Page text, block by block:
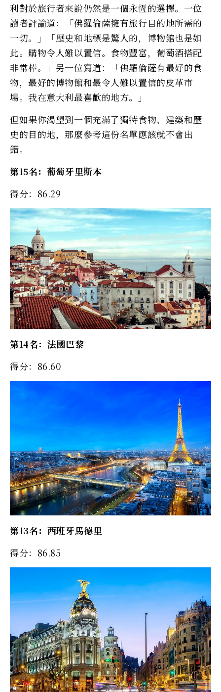
利對於旅行者來說仍然是一個永恆的選擇。一位
讀者評論道：「佛羅倫薩擁有旅行目的地所需的
一切。」「歷史和地標是驚人的，博物館也是如
此。購物令人難以置信。食物豐富，葡萄酒搭配
非常棒。」另一位寫道：「佛羅倫薩有最好的食
物，最好的博物館和最令人難以置信的皮革市
場。我在意大利最喜歡的地方。」
但如果你渴望到一個充滿了獨特食物、建築和歷
史的目的地，那麼參考這份名單應該就不會出
錯。
第15名：葡萄牙里斯本
得分：86.29
第14名：法國巴黎
得分：86.60
第13名：西班牙馬德里
得分：86.85